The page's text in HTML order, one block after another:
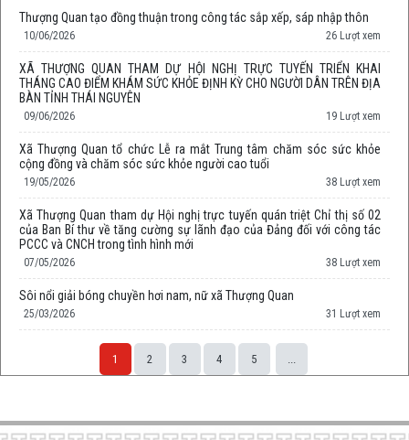
Thượng Quan tạo đồng thuận trong công tác sắp xếp, sáp nhập thôn
10/06/2026 26 Lượt xem
XÃ THƯỢNG QUAN THAM DỰ HỘI NGHỊ TRỰC TUYẾN TRIỂN KHAI
THÁNG CAO ĐIỂM KHÁM SỨC KHỎE ĐỊNH KỲ CHO NGƯỜI DÂN TRÊN ĐỊA
BÀN TỈNH THÁI NGUYÊN
09/06/2026 19 Lượt xem
Xã Thượng Quan tổ chức Lễ ra mắt Trung tâm chăm sóc sức khỏe
cộng đồng và chăm sóc sức khỏe người cao tuổi
19/05/2026 38 Lượt xem
Xã Thượng Quan tham dự Hội nghị trực tuyến quán triệt Chỉ thị số 02
của Ban Bí thư về tăng cường sự lãnh đạo của Đảng đối với công tác
PCCC và CNCH trong tình hình mới
07/05/2026 38 Lượt xem
Sôi nổi giải bóng chuyền hơi nam, nữ xã Thượng Quan
25/03/2026 31 Lượt xem
1 2 3 4 5 ...